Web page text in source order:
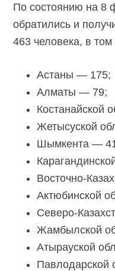
По состоянию на 8
обратились и
463 человека, в
Астаны — 175;
Алматы — 79;
Костанайской
Жетысуской
Шымкента —
Восточно-
Актюбинской
Северо-
Жамбылской
Атырауской
Павлодарской